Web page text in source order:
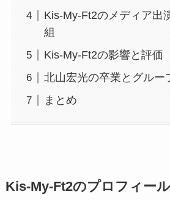
Kis-My-Ft2のメディア出
組
Kis-My-Ft2の影響と評価
北山宏光の卒業とグルー
まとめ
Kis-My-Ft2のプロフィー